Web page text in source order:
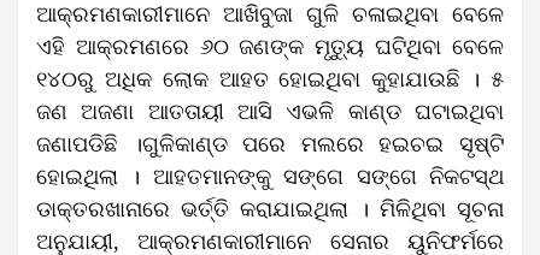
ଆକ୍ରମଣକାରୀମାନେ ଆଖିବୁଜା ଗୁଳି ଚଳାଇଥିବା ବେଳେ
ଏହି ଆକ୍ରମଣରେ ୬୦ ଜଣଙ୍କ ମୃତ୍ୟୁ ଘଟିଥିବା ବେଳେ
୧୪୦ରୁ ଅଧିକ ଲୋକ ଆହତ ହୋଇଥିବା କୁହାଯାଉଛି । ୫
ଜଣ ଅଜଣା ଆତତାୟୀ ଆସି ଏଭଳି କାଣ୍ଡ ଘଟାଇଥିବା
ଜଣାପଡିଛି ।ଗୁଳିକାଣ୍ଡ ପରେ ମଲରେ ହଇଚଇ ସୃଷ୍ଟି
ହୋଇଥିଲା । ଆହତମାନଙ୍କୁ ସଙ୍ଗେ ସଙ୍ଗେ ନିକଟସ୍ଥ
ଡାକ୍ତରଖାନାରେ ଭର୍ତ୍ତି କରାଯାଇଥିଲା । ମିଳିଥିବା ସୂଚନା
ଅନୁଯାୟୀ, ଆକ୍ରମଣକାରୀମାନେ ସେନାର ୟୁନିଫର୍ମରେ